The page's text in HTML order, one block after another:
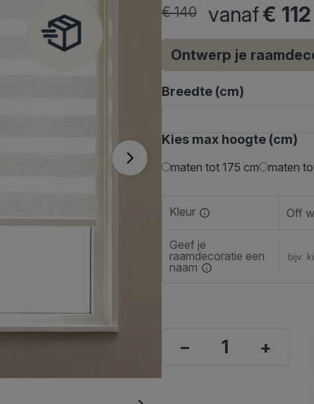
vanaf€ 112
€ 140
Ontwerp je
Breedte (cm)
Kies max hoogte (cm)
maten tot 175 cm maten
Kleur Off
Geef je
raamdecoratie een
naam
– +